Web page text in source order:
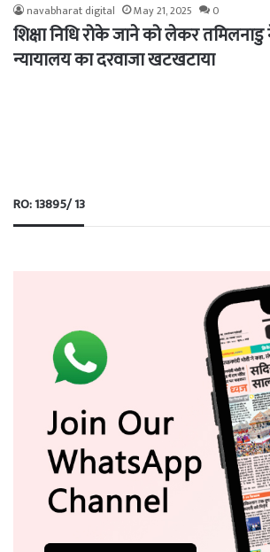
navabharat digital May 21, 2025 0
शिक्षा निधि रोके जाने को लेकर
न्यायालय का दरवाजा खटखटाया
RO: 13895/ 13